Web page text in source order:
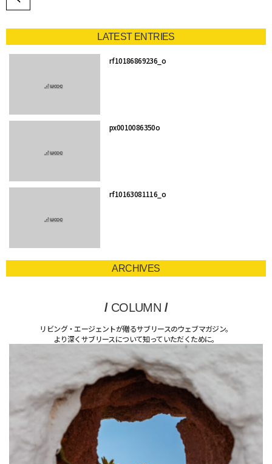
LATEST ENTRIES
rf10186869236_o
px0010086350o
rf10163081116_o
ARCHIVES
/ COLUMN /
リビング・エージェントが贈るサブリースのウェブマガジン。
より深くサブリースについて知っていただくために。